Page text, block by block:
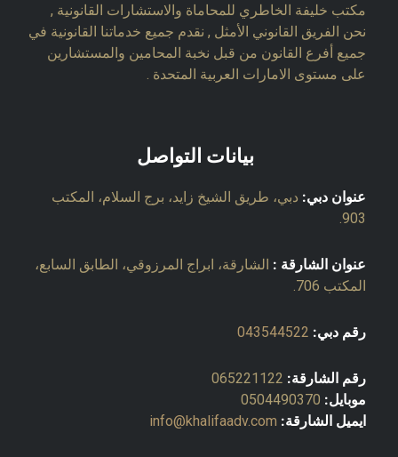
مكتب خليفة الخاطري للمحاماة والاستشارات القانونية ,
نحن الفريق القانوني الأمثل , نقدم جميع خدماتنا القانونية في
جميع أفرع القانون من قبل نخبة المحامين والمستشارين
على مستوى الامارات العربية المتحدة .
بيانات التواصل
عنوان دبي: دبي، طريق الشيخ زايد، برج السلام، المكتب
903.
عنوان الشارقة : الشارقة، ابراج المرزوقي، الطابق السابع،
المكتب 706.
رقم دبي: 043544522
رقم الشارقة: 065221122
موبايل: 0504490370
ايميل الشارقة: info@khalifaadv.com